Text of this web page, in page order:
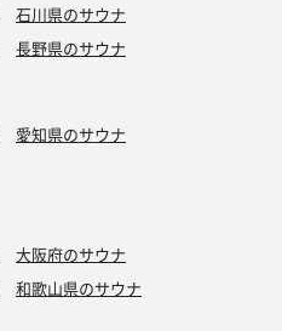
石川県のサウナ
長野県のサウナ
愛知県のサウナ
大阪府のサウナ
和歌山県のサウナ